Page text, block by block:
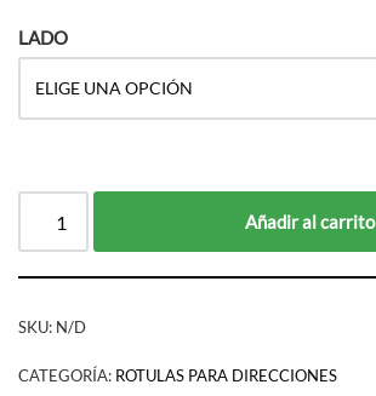
LADO
Añadir al carrito
SKU: N/D
CATEGORÍA: ROTULAS PARA DIRECCIONES